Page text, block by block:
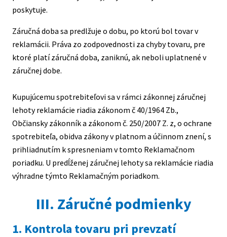
poskytuje.
Záručná doba sa predlžuje o dobu, po ktorú bol tovar v
reklamácii. Práva zo zodpovednosti za chyby tovaru, pre
ktoré platí záručná doba, zaniknú, ak neboli uplatnené v
záručnej dobe.
Kupujúcemu spotrebiteľovi sa v rámci zákonnej záručnej
lehoty reklamácie riadia zákonom č 40/1964 Zb.,
Občiansky zákonník a zákonom č. 250/2007 Z. z, o ochrane
spotrebiteľa, obidva zákony v platnom a účinnom znení, s
prihliadnutím k spresneniam v tomto Reklamačnom
poriadku. U predĺženej záručnej lehoty sa reklamácie riadia
výhradne týmto Reklamačným poriadkom.
III. Záručné podmienky
1. Kontrola tovaru pri prevzatí